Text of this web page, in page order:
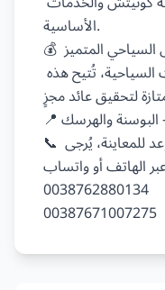
الأساسية.
💰 استثمار مثالي: بفضل موقع كونيتش السياحي المتميز
لتحقيق عائد مجزٍ.
📍 الموقع: كونيتش - البوسنة والهرسك
📞 للاستفسار عن الأسعار وتحديد موعد للمعاينة، يُرجى
الهاتف أو واتساب.
0038762880134